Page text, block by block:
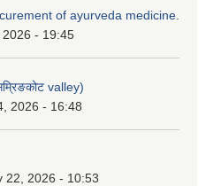
of ayurveda medicine.
- 19:45
valley)
2026 - 16:48
22, 2026 - 10:53